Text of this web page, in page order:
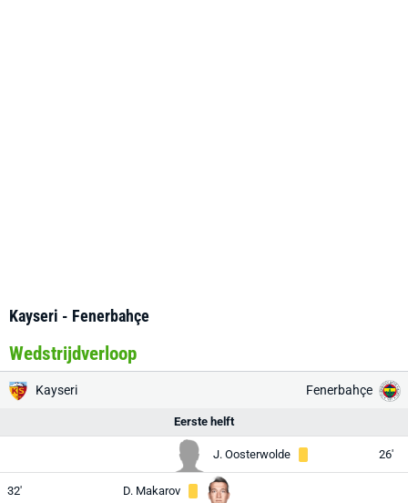
Kayseri - Fenerbahçe
Wedstrijdverloop
Kayseri Fenerbahçe
Eerste helft
J. Oosterwolde 26'
32' D. Makarov